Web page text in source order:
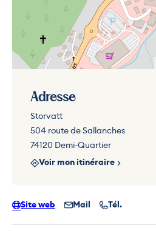
Adresse
Storvatt
504 route de Sallanches
74120 Demi-Quartier
Voir mon itinéraire
Site web Mail Tél.